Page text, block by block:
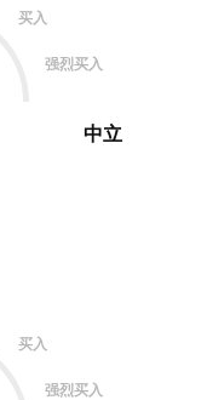
买入
强烈买入
中立
买入
强烈买入